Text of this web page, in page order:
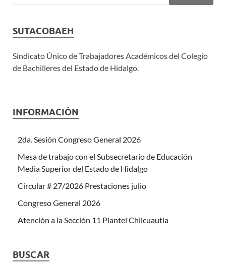
SUTACOBAEH
Sindicato Único de Trabajadores Académicos del Colegio
de Bachilleres del Estado de Hidalgo.
INFORMACIÓN
2da. Sesión Congreso General 2026
Mesa de trabajo con el Subsecretario de Educación
Media Superior del Estado de Hidalgo
Circular # 27/2026 Prestaciones julio
Congreso General 2026
Atención a la Sección 11 Plantel Chilcuautla
BUSCAR